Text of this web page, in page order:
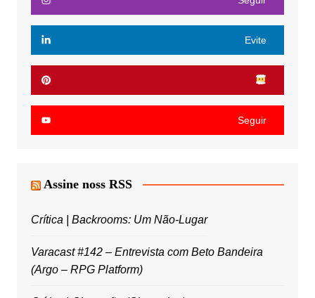
Evite
Seguir
Assine noss RSS
Crítica | Backrooms: Um Não-Lugar
Varacast #142 – Entrevista com Beto Bandeira
(Argo – RPG Platform)